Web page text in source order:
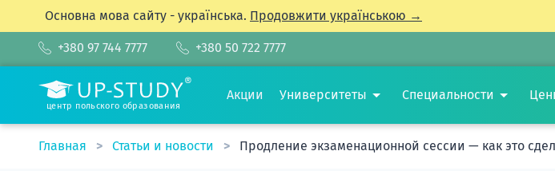
Основна мова сайту - українська. Продовжити українською →
+380 97 744 7777 +380 50 722 7777
центр польского образования
Акции Университеты Специальности
Главная Статьи и новости Продление экзаменационной сессии — как это